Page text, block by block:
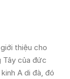
thiệu cho
Tây của đức
A di đà, đó